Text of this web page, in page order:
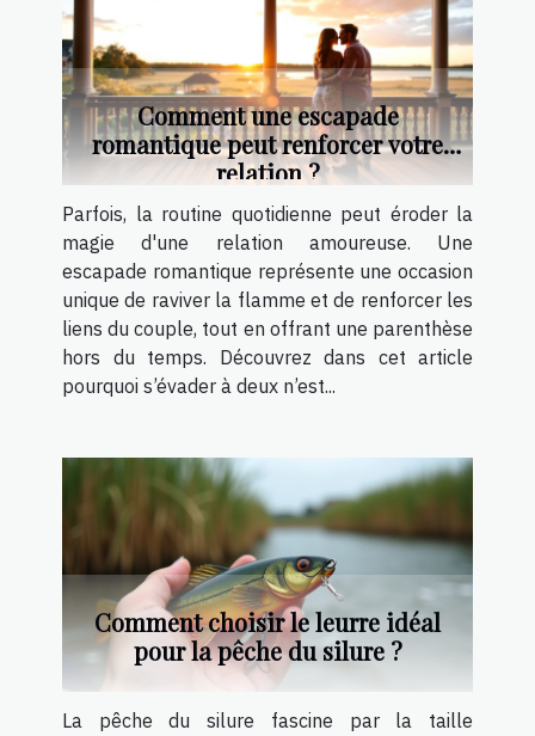
Comment une escapade
romantique peut renforcer votre
relation ?
Parfois, la routine quotidienne peut éroder la
magie d'une relation amoureuse. Une
escapade romantique représente une occasion
unique de raviver la flamme et de renforcer les
liens du couple, tout en offrant une parenthèse
hors du temps. Découvrez dans cet article
pourquoi s’évader à deux n’est...
Comment choisir le leurre idéal
pour la pêche du silure ?
La pêche du silure fascine par la taille